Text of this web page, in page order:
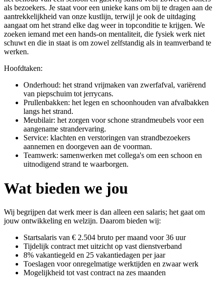
als bezoekers. Je staat voor een unieke kans om bij te dragen aan de
aantrekkelijkheid van onze kustlijn, terwijl je ook de uitdaging
aangaat om het strand elke dag weer in topconditie te krijgen. We
zoeken iemand met een hands-on mentaliteit, die fysiek werk niet
schuwt en die in staat is om zowel zelfstandig als in teamverband te
werken.
Hoofdtaken:
Onderhoud: het strand vrijmaken van zwerfafval, variërend
van piepschuim tot jerrycans.
Prullenbakken: het legen en schoonhouden van afvalbakken
langs het strand.
Meubilair: het zorgen voor schone strandmeubels voor een
aangename strandervaring.
Service: klachten en verstoringen van strandbezoekers
aannemen en doorgeven aan de voorman.
Teamwerk: samenwerken met collega's om een schoon en
uitnodigend strand te waarborgen.
Wat bieden we jou
Wij begrijpen dat werk meer is dan alleen een salaris; het gaat om
jouw ontwikkeling en welzijn. Daarom bieden wij:
Startsalaris van € 2.504 bruto per maand voor 36 uur
Tijdelijk contract met uitzicht op vast dienstverband
8% vakantiegeld en 25 vakantiedagen per jaar
Toeslagen voor onregelmatige werktijden en zwaar werk
Mogelijkheid tot vast contract na zes maanden